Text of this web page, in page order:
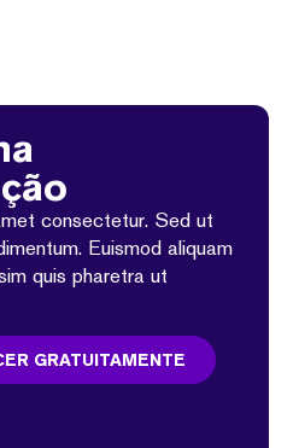
consectetur. Sed ut
Euismod aliquam
quis pharetra ut
GRATUITAMENTE